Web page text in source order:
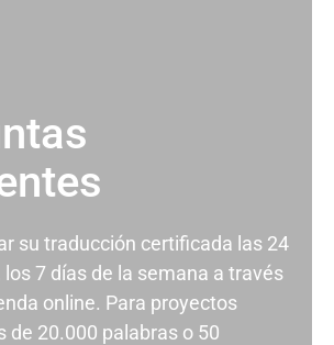
su traducción certificada las 24
los 7 días de la semana a través
online. Para proyectos
de 20.000 palabras o 50